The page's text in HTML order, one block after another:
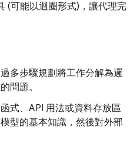
(可能以迴圈形式)，讓代理完
多步驟規劃將工作分解為邏
問題。
函式、API 用法或資料存放區
型的基本知識，然後對外部